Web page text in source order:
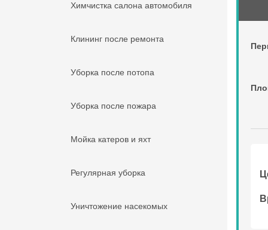
Химчистка салона автомобиля
Клининг после ремонта
Уборка после потопа
Уборка после пожара
Мойка катеров и яхт
Регулярная уборка
Уничтожение насекомых